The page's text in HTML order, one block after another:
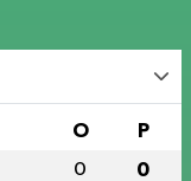
O P
0 0